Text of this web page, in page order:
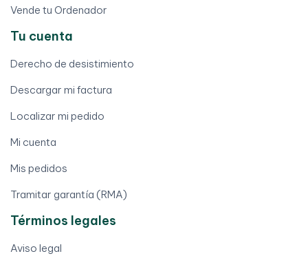
Vende tu Ordenador
Tu cuenta
Derecho de desistimiento
Descargar mi factura
Localizar mi pedido
Mi cuenta
Mis pedidos
Tramitar garantía (RMA)
Términos legales
Aviso legal